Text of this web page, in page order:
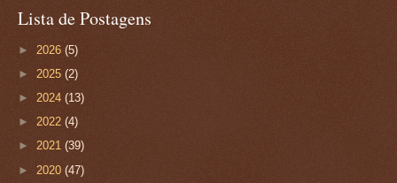
Lista de Postagens
► 2026 (5)
► 2025 (2)
► 2024 (13)
► 2022 (4)
► 2021 (39)
► 2020 (47)